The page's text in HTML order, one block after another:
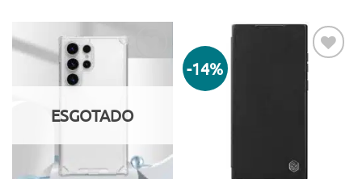
aos meus
ESGOTADO
-14%
Adicionar
aos meus